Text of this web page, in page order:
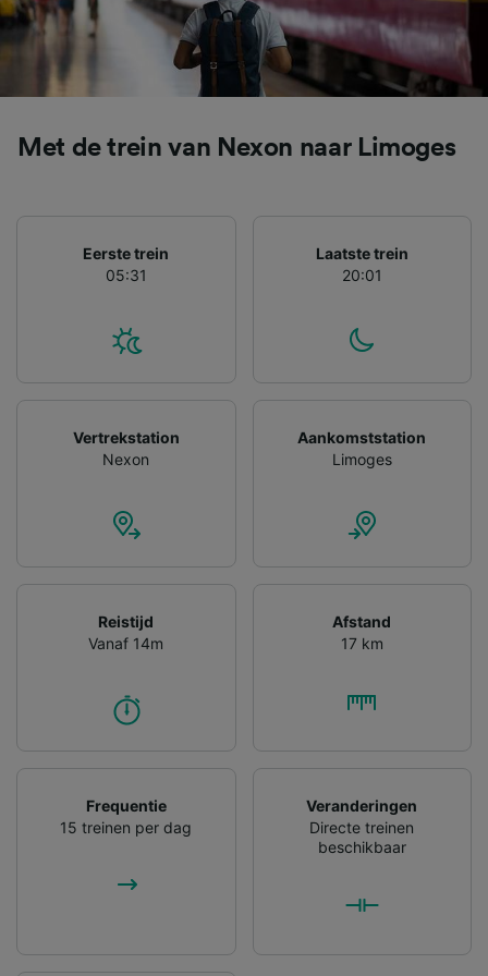
Met de trein van Nexon naar Limoges
Eerste trein
05:31
Laatste trein
20:01
Vertrekstation
Nexon
Aankomststation
Limoges
Reistijd
Vanaf 14m
Afstand
17 km
Frequentie
15 treinen per dag
Veranderingen
Directe treinen
beschikbaar
apparaatkenmerken actief scannen ter
identificatie. Informatie op een apparaat
opslaan en/of openen. Gepersonaliseerde
advertenties en content, advertentie- en
contentmetingen, doelgroepenonderzoek en
Partnerlijst (derden)